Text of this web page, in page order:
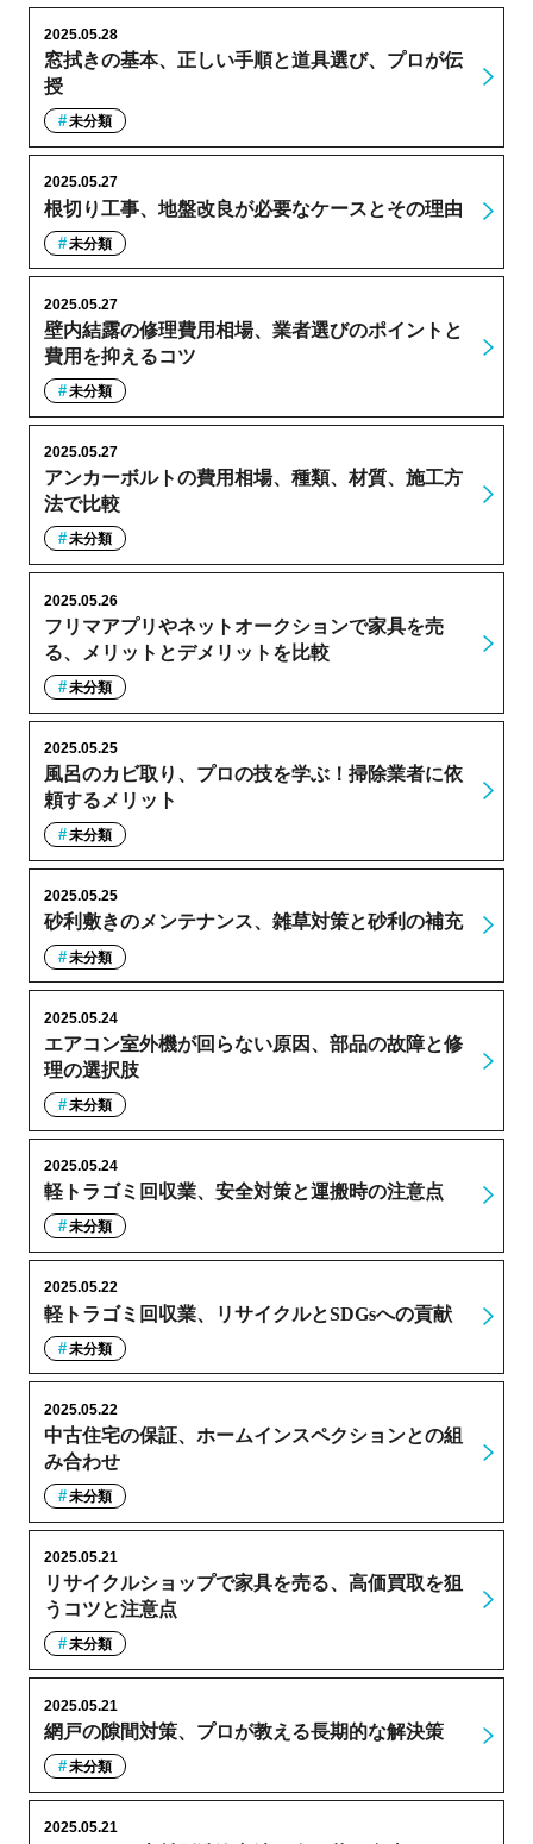
窓拭きの基本、正しい手順と道具選び、プロが伝
授
2025.05.28
未分類
根切り工事、地盤改良が必要なケースとその理由
2025.05.27
未分類
壁内結露の修理費用相場、業者選びのポイントと
費用を抑えるコツ
2025.05.27
未分類
アンカーボルトの費用相場、種類、材質、施工方
法で比較
2025.05.27
未分類
フリマアプリやネットオークションで家具を売
る、メリットとデメリットを比較
2025.05.26
未分類
風呂のカビ取り、プロの技を学ぶ！掃除業者に依
頼するメリット
2025.05.25
未分類
砂利敷きのメンテナンス、雑草対策と砂利の補充
2025.05.25
未分類
エアコン室外機が回らない原因、部品の故障と修
理の選択肢
2025.05.24
未分類
軽トラゴミ回収業、安全対策と運搬時の注意点
2025.05.24
未分類
軽トラゴミ回収業、リサイクルとSDGsへの貢献
2025.05.22
未分類
中古住宅の保証、ホームインスペクションとの組
み合わせ
2025.05.22
未分類
リサイクルショップで家具を売る、高価買取を狙
うコツと注意点
2025.05.21
未分類
網戸の隙間対策、プロが教える長期的な解決策
2025.05.21
未分類
2025.05.21